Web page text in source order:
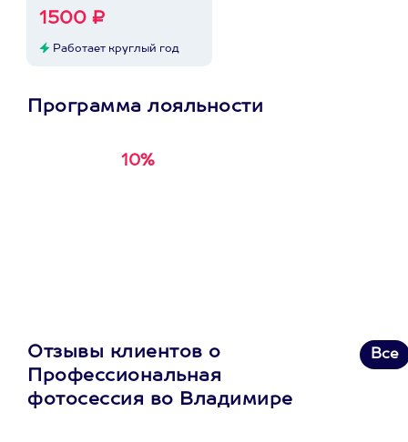
1500 ₽
Работает круглый год
Программа лояльности
10%
Отзывы клиентов о
Профессиональная
фотосессия во Владимире
Все